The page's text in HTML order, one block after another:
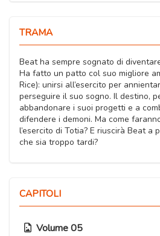
TRAMA
Beat ha sempre sognato di
Ha fatto un patto col suo migliore
Rice): unirsi all’esercito per
perseguire il suo sogno. Il destino,
abbandonare i suoi progetti e a
difendere i demoni. Ma come
l’esercito di Totia? E riuscirà Beat a
che sia troppo tardi?
CAPITOLI
Volume 05